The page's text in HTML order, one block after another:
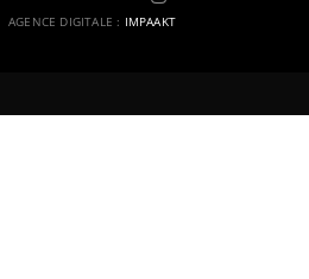
AGENCE DIGITALE : IMPAAKT